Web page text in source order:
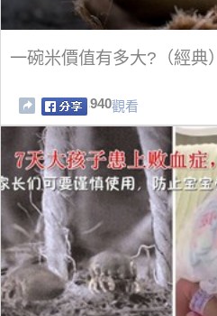
一碗米價值有多大?（經典）
940觀看